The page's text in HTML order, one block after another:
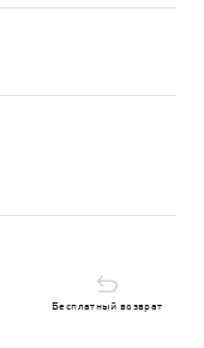
Бесплатный возврат